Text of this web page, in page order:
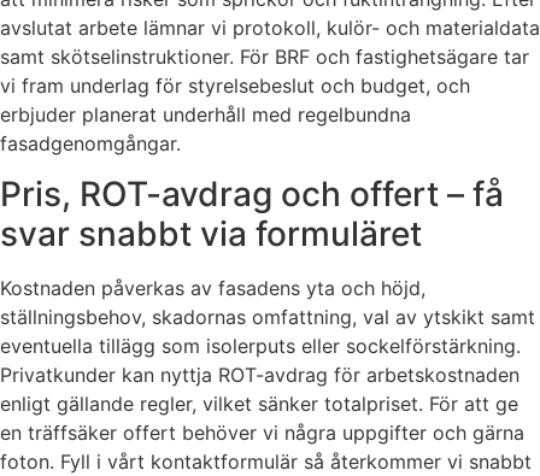
avslutat arbete lämnar vi protokoll, kulör- och materialdata
samt skötselinstruktioner. För BRF och fastighetsägare tar
vi fram underlag för styrelsebeslut och budget, och
erbjuder planerat underhåll med regelbundna
fasadgenomgångar.
Pris, ROT-avdrag och offert – få
svar snabbt via formuläret
Kostnaden påverkas av fasadens yta och höjd,
ställningsbehov, skadornas omfattning, val av ytskikt samt
eventuella tillägg som isolerputs eller sockelförstärkning.
Privatkunder kan nyttja ROT-avdrag för arbetskostnaden
enligt gällande regler, vilket sänker totalpriset. För att ge
en träffsäker offert behöver vi några uppgifter och gärna
foton. Fyll i vårt kontaktformulär så återkommer vi snabbt